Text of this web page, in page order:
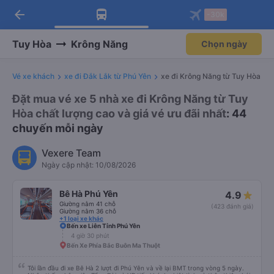
Tải app Vexere ngay!
Nhận ưu đãi thành viên độc
Mở app
Tải app Vexere
-30k/ghế khi đặt vé máy bay qua
Mở app
arrow_back
Tuy Hòa Krông Năng Chọn ngày
Vé xe khách xe đi Đắk Lắk từ Phú Yên xe đi Krông Năng từ Tuy Hòa
Đặt mua vé xe 5 nhà xe đi Krông Năng từ Tuy
Hòa chất lượng cao và giá vé ưu đãi nhất: 44
chuyến mỗi ngày
Vexere Team
Ngày cập nhật: 10/08/2026
Bê Hà Phú Yên
Giường nằm 41 chỗ
Giường nằm 36 chỗ
+1 loại xe khác
4.9
(423 đánh giá)
Bến xe Liên Tỉnh Phú Yên
4 giờ 30 phút
Bến Xe Phía Bắc Buôn Ma Thuột
Tôi lần đầu đi xe Bê Hà 2 lượt đi Phú Yên và về lại BMT trong vòng 5 ngày.